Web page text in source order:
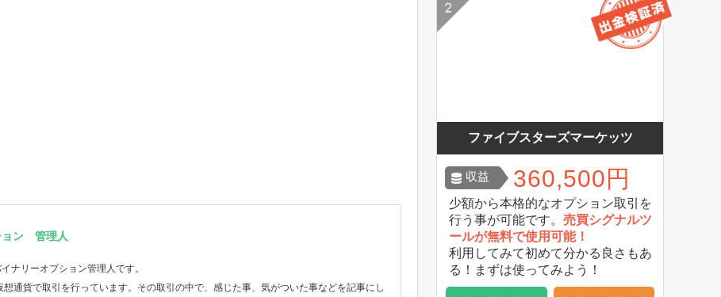
ョン 管理人
ナリーオプション管理人です。
想通貨で取引を行っています。その取引の中で、感じた事、気がついた事などを記事にし
ファイブスターズマーケッツ
収益 360,500円
少額から本格的なオプション取引を
行う事が可能です。 売買シグナルツ
ールが無料で使用可能！
利用してみて初めて分かる良さもあ
る！まずは使ってみよう！